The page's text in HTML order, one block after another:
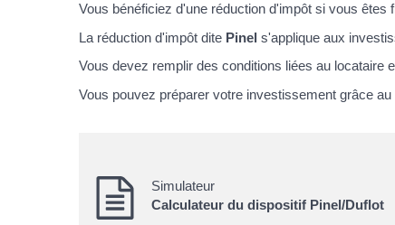
Vous bénéficiez d'une réduction d'impôt si vous
La réduction d'impôt dite Pinel s'applique aux
Vous devez remplir des conditions liées au locataire
Vous pouvez préparer votre investissement grâce
Simulateur
Calculateur du dispositif Pinel/Duflot